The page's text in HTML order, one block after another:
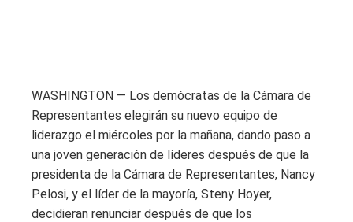
WASHINGTON — Los demócratas de la Cámara de
Representantes elegirán su nuevo equipo de
liderazgo el miércoles por la mañana, dando paso a
una joven generación de líderes después de que la
presidenta de la Cámara de Representantes, Nancy
Pelosi, y el líder de la mayoría, Steny Hoyer,
decidieran renunciar después de que los